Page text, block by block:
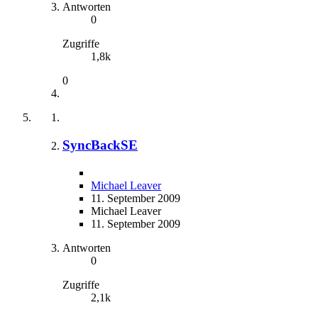
Antworten
0
Zugriffe
1,8k
0
SyncBackSE
Michael Leaver
11. September 2009
Michael Leaver
11. September 2009
Antworten
0
Zugriffe
2,1k